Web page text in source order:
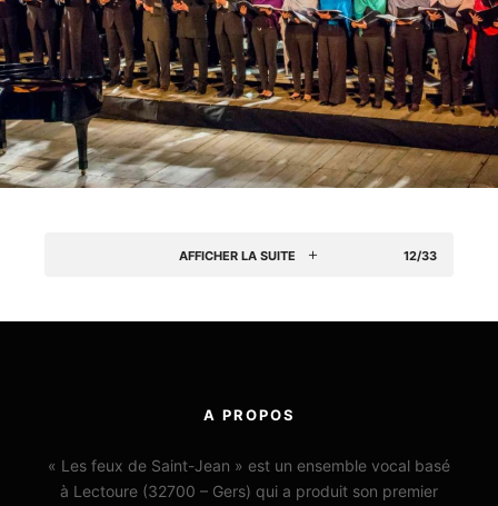
AFFICHER LA SUITE 12/33
A PROPOS
« Les feux de Saint-Jean » est un ensemble vocal basé
à Lectoure (32700 – Gers) qui a produit son premier